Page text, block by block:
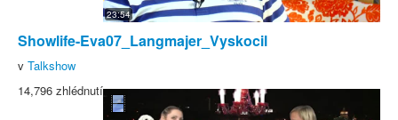
23:54
Showlife-Eva07_Langmajer_Vyskocil
v Talkshow
14,796 zhlédnutí